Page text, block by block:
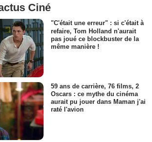
Ciné
"C'était une erreur" : si c'était à
refaire, Tom Holland n'aurait
pas joué ce blockbuster de la
même manière !
59 ans de carrière, 76 films, 2
Oscars : ce mythe du cinéma
aurait pu jouer dans Maman j'ai
raté l'avion